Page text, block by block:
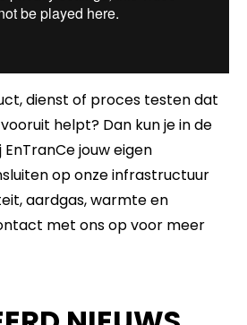
dienst of proces testen dat
helpt? Dan kun je in de
jouw eigen
op onze infrastructuur
aardgas, warmte en
met ons op voor meer